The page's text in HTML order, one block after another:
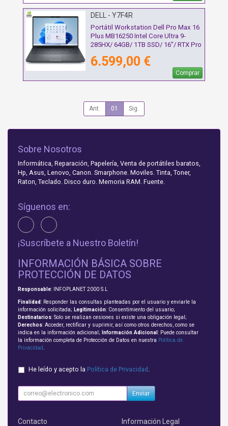
DELL - Y7F4R
Portátil Workstation Dell Pro Max 16
Plus MB16250 Intel Core Ultra 9-
285HX/ 64GB/ 1TB SSD/ 16"/ RTX Pro
6.599,00 €
Comprar
Ant. 01 Sig.
Sobre Nosotros
Informática, Reparación, Papelería, Venta de portátiles baratos,
Hp, Asus, Lenovo, Canon. Smarphone. Moviles. Tinta, Toner,
Raton, Teclado. Disco duro. Memoria RAM. Fuente.
Síguenos en:
¡Suscríbete a Nuestro Boletín!
INFORMACIÓN BÁSICA SOBRE
PROTECCIÓN DE DATOS
Responsable: INFOPLANET 2000 S.L
Finalidad: Responder las consultas planteadas por el usuario y enviarle la
información solicitada; Legitimación: Consentimiento del usuario;
Destinatarios: Solo se realizan cesiones si existe una obligación legal;
Derechos: Acceder, rectificar y suprimir, así como otros derechos, como se
indica en la información adicional;
Información Adicional : Puede consultar
la información completa de Protección de Datos en nuestra Política de
Privacidad
He leído y acepto la Política de Privacidad
Enviar
Contacto Información Legal